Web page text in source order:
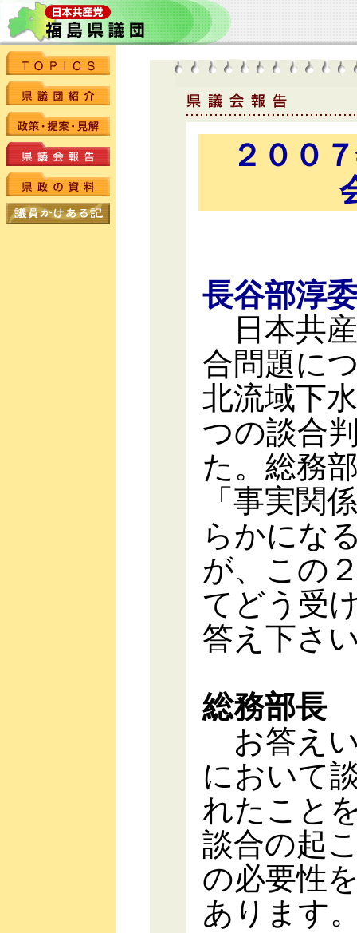
２００
長谷部淳
日本共
合問題に
北流域下
つの談合
た。総務
「事実関
らかにな
が、この
てどう受
答え下さ
総務部長
お答え
において
れたこと
談合の起
の必要性
あります